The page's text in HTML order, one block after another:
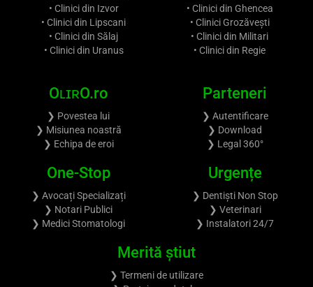
• Clinici din Izvor
• Clinici din Lipscani
• Clinici din Sălaj
• Clinici din Uranus
• Clinici din Ghencea
• Clinici Grozăvești
• Clinici din Militari
• Clinici din Regie
OʟɪʀO.ro
❯ Povestea lui
❯ Misiunea noastră
❯ Echipa de eroi
Parteneri
❯ Autentificare
❯ Download
❯ Legal 360°
One-Stop
❯ Avocați Specializați
❯ Notari Publici
❯ Medici Stomatologi
Urgențe
❯ Dentiști Non Stop
❯ Veterinari
❯ Instalatori 24/7
Merită știut
❯ Termeni de utilizare